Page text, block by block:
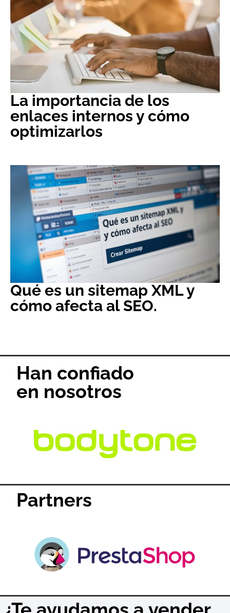
La importancia de los
enlaces internos y cómo
optimizarlos
Qué es un sitemap XML y
cómo afecta al SEO.
Han confiado
en nosotros
Partners